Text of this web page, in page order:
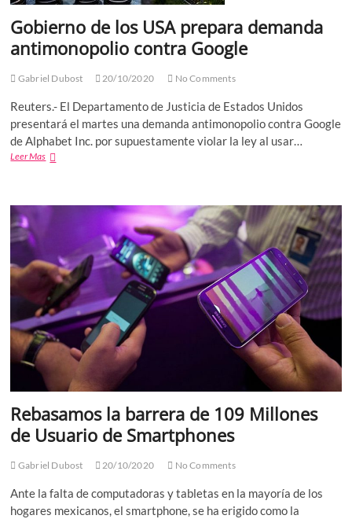
Gobierno de los USA prepara demanda
antimonopolio contra Google
Gabriel Dubost 20/10/2020 No Comments
Reuters.- El Departamento de Justicia de Estados Unidos
presentará el martes una demanda antimonopolio contra Google
de Alphabet Inc. por supuestamente violar la ley al usar…
Leer MasGobierno
antimonopolio
contra
Google
Rebasamos la barrera de 109 Millones
de Usuario de Smartphones
Gabriel Dubost 20/10/2020 No Comments
Ante la falta de computadoras y tabletas en la mayoría de los
hogares mexicanos, el smartphone, se ha erigido como la